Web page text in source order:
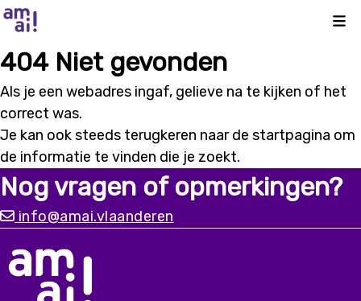
404 Niet gevonden
Als je een webadres ingaf, gelieve na te kijken of het
correct was.
Je kan ook steeds terugkeren naar de startpagina om
de informatie te vinden die je zoekt.
Nog vragen of opmerkingen?
info@amai.vlaanderen